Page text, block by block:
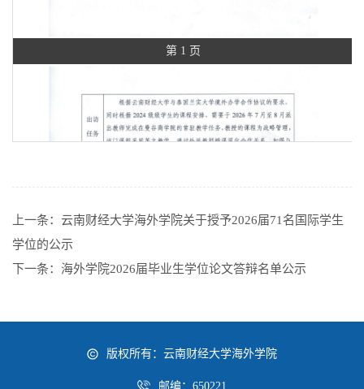
第 1 页
上一条： 云南财经大学海外学院关于授予2026届71名国际学生
学位的公示
下一条： 海外学院2026届毕业生学位论文答辩名单公示
版权所有：云南财经大学海外学院
邮编：650221